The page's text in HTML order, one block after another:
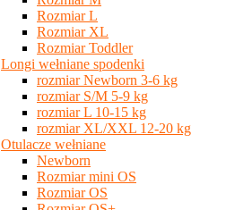
Rozmiar L
Rozmiar XL
Rozmiar Toddler
Longi wełniane spodenki
rozmiar Newborn 3-6 kg
rozmiar S/M 5-9 kg
rozmiar L 10-15 kg
rozmiar XL/XXL 12-20 kg
Otulacze wełniane
Newborn
Rozmiar mini OS
Rozmiar OS